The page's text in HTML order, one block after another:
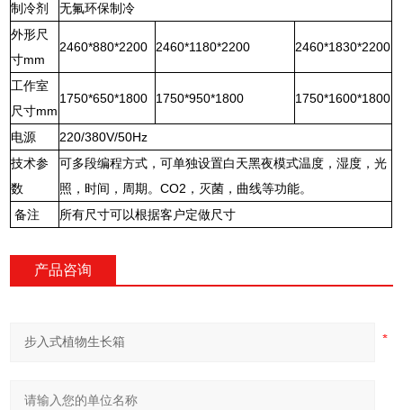
制冷剂
无氟环保制冷
外形尺
寸mm
2460*880*2200 2460*1180*2200 2460*1830*2200
工作室
尺寸mm
1750*650*1800 1750*950*1800 1750*1600*1800
电源
220/380V/50Hz
技术参
数
可多段编程方式，可单独设置白天黑夜模式温度，湿度，光
照，时间，周期。CO2，灭菌，曲线等功能。
备注
所有尺寸可以根据客户定做尺寸
产品咨询